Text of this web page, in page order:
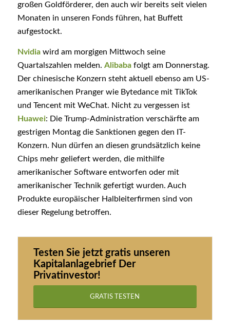
großen Goldförderer, den auch wir bereits seit vielen
Monaten in unseren Fonds führen, hat Buffett
aufgestockt.
Nvidiawird am morgigen Mittwoch seine
Quartalszahlen melden. Alibabafolgt am Donnerstag.
Der chinesische Konzern steht aktuell ebenso am US-
amerikanischen Pranger wie Bytedance mit TikTok
und Tencent mit WeChat. Nicht zu vergessen ist
Huawei: Die Trump-Administration verschärfte am
gestrigen Montag die Sanktionen gegen den IT-
Konzern. Nun dürfen an diesen grundsätzlich keine
Chips mehr geliefert werden, die mithilfe
amerikanischer Software entworfen oder mit
amerikanischer Technik gefertigt wurden. Auch
Produkte europäischer Halbleiterfirmen sind von
dieser Regelung betroffen.
Testen Sie jetzt gratis unseren
Kapitalanlagebrief Der
Privatinvestor!
GRATIS TESTEN